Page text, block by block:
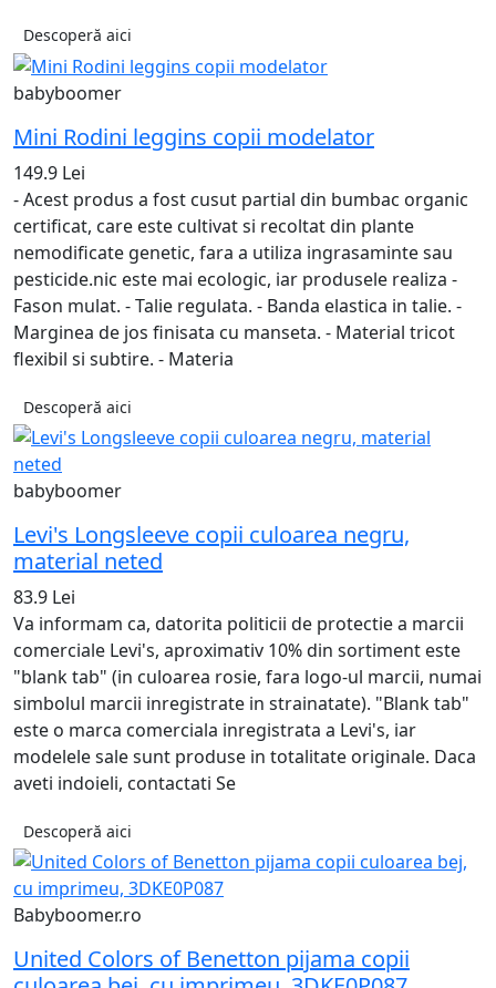
Descoperă aici
babyboomer
Mini Rodini leggins copii modelator
149.9 Lei
- Acest produs a fost cusut partial din bumbac organic
certificat, care este cultivat si recoltat din plante
nemodificate genetic, fara a utiliza ingrasaminte sau
pesticide.nic este mai ecologic, iar produsele realiza -
Fason mulat. - Talie regulata. - Banda elastica in talie. -
Marginea de jos finisata cu manseta. - Material tricot
flexibil si subtire. - Materia
Descoperă aici
babyboomer
Levi's Longsleeve copii culoarea negru,
material neted
83.9 Lei
Va informam ca, datorita politicii de protectie a marcii
comerciale Levi's, aproximativ 10% din sortiment este
"blank tab" (in culoarea rosie, fara logo-ul marcii, numai
simbolul marcii inregistrate in strainatate). "Blank tab"
este o marca comerciala inregistrata a Levi's, iar
modelele sale sunt produse in totalitate originale. Daca
aveti indoieli, contactati Se
Descoperă aici
Babyboomer.ro
United Colors of Benetton pijama copii